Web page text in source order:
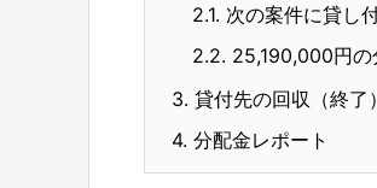
2.1. 次の案件に貸し
2.2. 25,190,000円
3. 貸付先の回収（終了
4. 分配金レポート